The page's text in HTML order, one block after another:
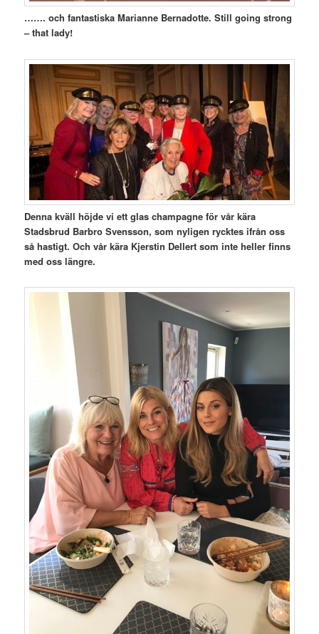
……. och fantastiska Marianne Bernadotte. Still going strong
– that lady!
Denna kväll höjde vi ett glas champagne för vår kära
Stadsbrud Barbro Svensson, som nyligen rycktes ifrån oss
så hastigt. Och vår kära Kjerstin Dellert som inte heller finns
med oss längre.